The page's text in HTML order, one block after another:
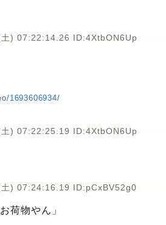
) 07:22:14.26 ID:4XtbON6Up
1693606934/
) 07:22:25.19 ID:4XtbON6Up
) 07:24:16.19 ID:pCxBV52g0
荷物やん」